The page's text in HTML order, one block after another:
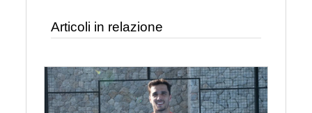
Articoli in relazione